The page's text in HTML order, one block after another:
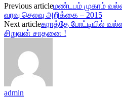
Previous articleமண்டபம் முகாம்
வரவு செலவு அறிக்கை – 2015
Next articleகராத்தே போட்டியில்
சிறுவன் சாதனை !
admin